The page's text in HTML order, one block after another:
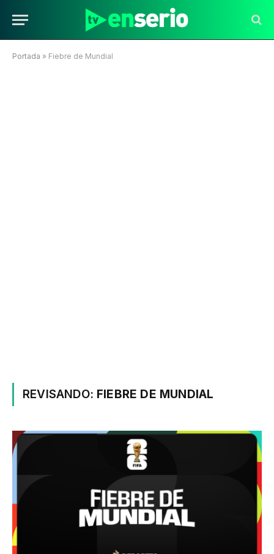
Portada » Fiebre de Mundial
REVISANDO: FIEBRE DE MUNDIAL